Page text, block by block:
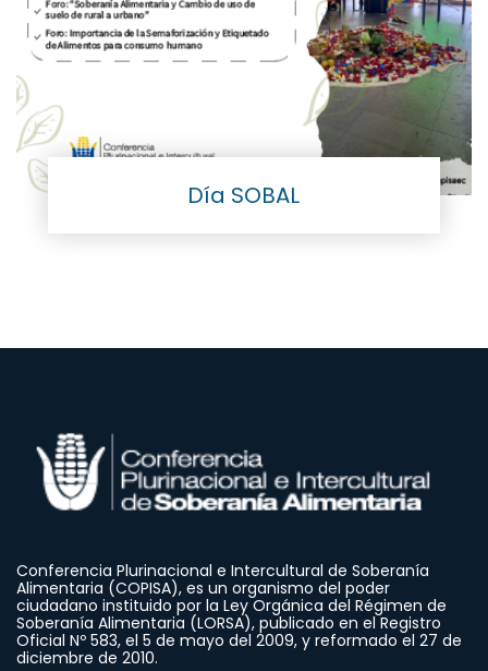
Día SOBAL
Conferencia Plurinacional e Intercultural de Soberanía
Alimentaria (COPISA), es un organismo del poder
ciudadano instituido por la Ley Orgánica del Régimen de
Soberanía Alimentaria (LORSA), publicado en el Registro
Oficial Nº 583, el 5 de mayo del 2009, y reformado el 27 de
diciembre de 2010.